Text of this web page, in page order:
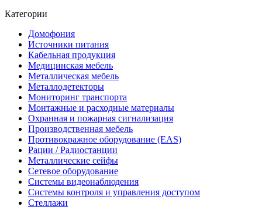
Категории
Домофония
Источники питания
Кабельная продукция
Медицинская мебель
Металлическая мебель
Металлодетекторы
Мониторинг транспорта
Монтажные и расходные материалы
Охранная и пожарная сигнализация
Производственная мебель
Противокражное оборудование (EAS)
Рации / Радиостанции
Металлические сейфы
Сетевое оборудование
Системы видеонаблюдения
Системы контроля и управления доступом
Стеллажи